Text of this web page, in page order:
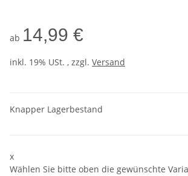
ab 14,99 €
inkl. 19% USt. , zzgl. Versand
Knapper Lagerbestand
x
Wählen Sie bitte oben die gewünschte